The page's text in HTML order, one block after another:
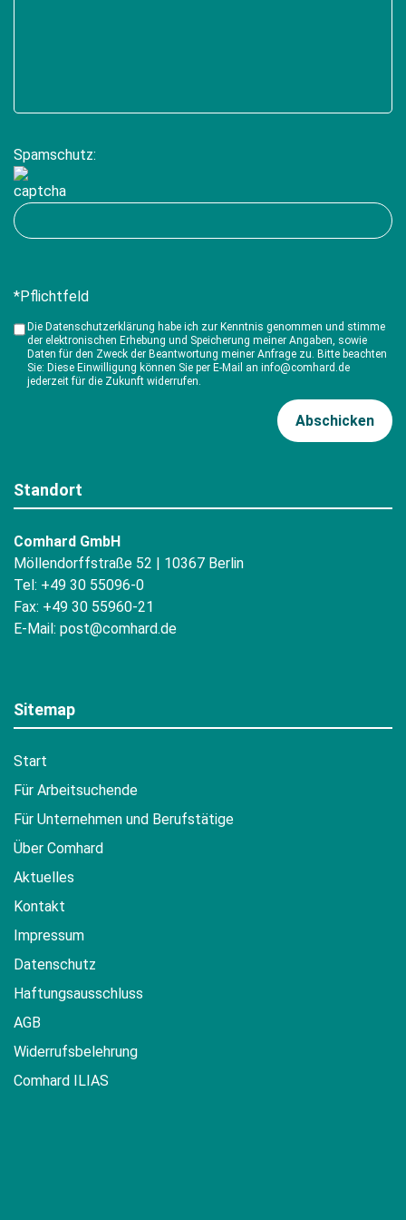
Spamschutz:
*Pflichtfeld
Die Datenschutzerklärung habe ich zur Kenntnis genommen und stimme
der elektronischen Erhebung und Speicherung meiner Angaben, sowie
Daten für den Zweck der Beantwortung meiner Anfrage zu. Bitte beachten
Sie: Diese Einwilligung können Sie per E-Mail an info@comhard.de
jederzeit für die Zukunft widerrufen.
Standort
Comhard GmbH
Möllendorffstraße 52 | 10367 Berlin
Tel: +49 30 55096-0
Fax: +49 30 55960-21
E-Mail: post@comhard.de
Sitemap
Start
Für Arbeitsuchende
Für Unternehmen und Berufstätige
Über Comhard
Aktuelles
Kontakt
Impressum
Datenschutz
Haftungsausschluss
AGB
Widerrufsbelehrung
Comhard ILIAS